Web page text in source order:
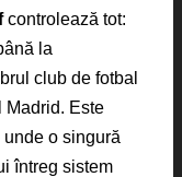
controlează tot:
la
club de fotbal
Madrid. Este
o singură
întreg sistem